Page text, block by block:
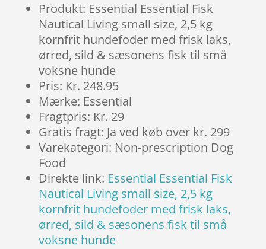
Produkt: Essential Essential Fisk
Nautical Living small size, 2,5 kg
kornfrit hundefoder med frisk laks,
ørred, sild & sæsonens fisk til små
voksne hunde
Pris: Kr. 248.95
Mærke: Essential
Fragtpris: Kr. 29
Gratis fragt: Ja ved køb over kr. 299
Varekategori: Non-prescription Dog
Food
Direkte link: Essential Essential Fisk
Nautical Living small size, 2,5 kg
kornfrit hundefoder med frisk laks,
ørred, sild & sæsonens fisk til små
voksne hunde